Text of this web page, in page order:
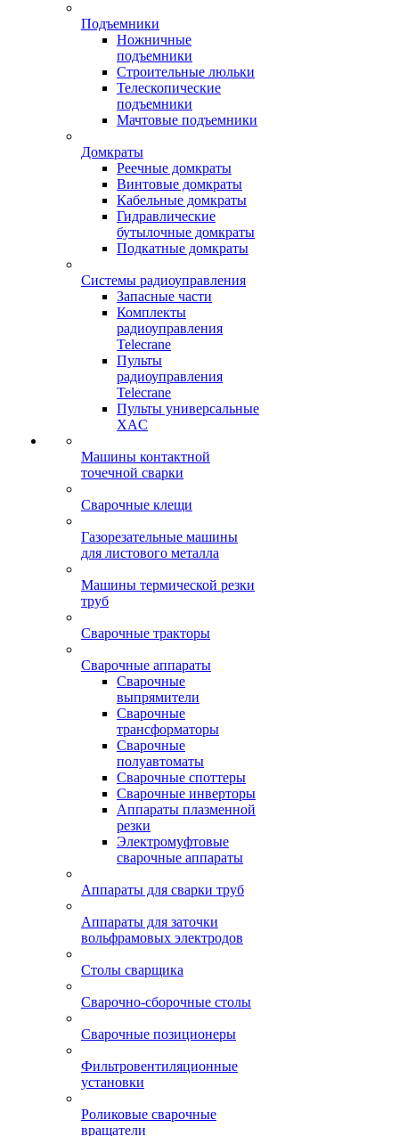
Подъемники
Ножничные
подъемники
Строительные люльки
Телескопические
подъемники
Мачтовые подъемники
Домкраты
Реечные домкраты
Винтовые домкраты
Кабельные домкраты
Гидравлические
бутылочные домкраты
Подкатные домкраты
Системы радиоуправления
Запасные части
Комплекты
радиоуправления
Telecrane
Пульты
радиоуправления
Telecrane
Пульты универсальные
XAC
Машины контактной
точечной сварки
Сварочные клещи
Газорезательные машины
для листового металла
Машины термической резки
труб
Сварочные тракторы
Сварочные аппараты
Сварочные
выпрямители
Сварочные
трансформаторы
Сварочные
полуавтоматы
Сварочные споттеры
Сварочные инверторы
Аппараты плазменной
резки
Электромуфтовые
сварочные аппараты
Аппараты для сварки труб
Аппараты для заточки
вольфрамовых электродов
Столы сварщика
Сварочно-сборочные столы
Сварочные позиционеры
Фильтровентиляционные
установки
Роликовые сварочные
вращатели